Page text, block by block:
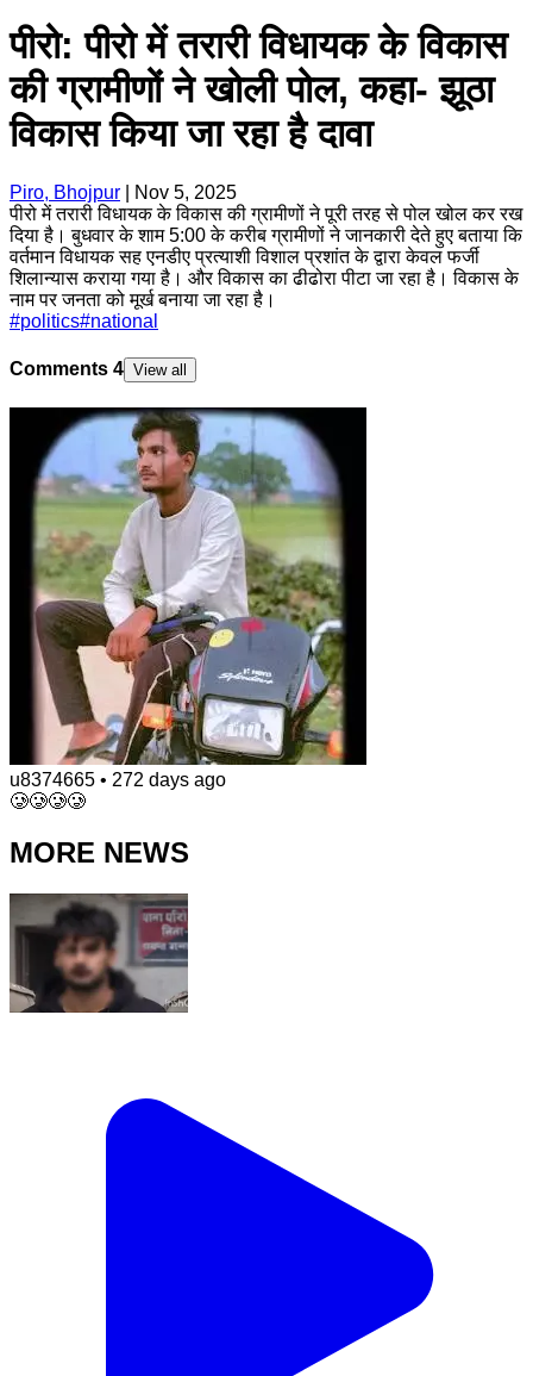
पीरो: पीरो में तरारी विधायक के विकास
की ग्रामीणों ने खोली पोल, कहा- झूठा
विकास किया जा रहा है दावा
Piro, Bhojpur
Nov 5, 2025
पीरो में तरारी विधायक के विकास की ग्रामीणों ने पूरी तरह से पोल खोल कर रख
दिया है। बुधवार के शाम 5:00 के करीब ग्रामीणों ने जानकारी देते हुए बताया कि
वर्तमान विधायक सह एनडीए प्रत्याशी विशाल प्रशांत के द्वारा केवल फर्जी
शिलान्यास कराया गया है। और विकास का ढीढोरा पीटा जा रहा है। विकास के
नाम पर जनता को मूर्ख बनाया जा रहा है।
#politics#national
Comments 4 View all
u8374665 • 272 days ago
🥲🥲🥲🥲
MORE NEWS